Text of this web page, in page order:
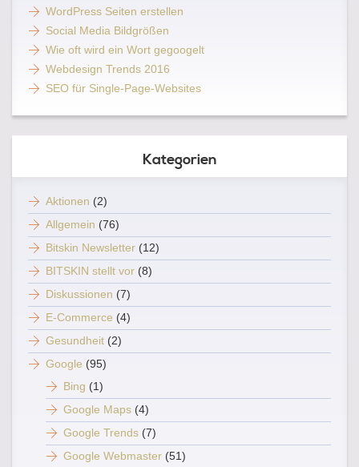
WordPress Seiten erstellen
Social Media Bildgrößen
Wie oft wird ein Wort gegoogelt
Webdesign Trends 2016
SEO für Single-Page-Websites
Kategorien
Aktionen (2)
Allgemein (76)
Bitskin Newsletter (12)
BITSKIN stellt vor (8)
Diskussionen (7)
E-Commerce (4)
Gesundheit (2)
Google (95)
Bing (1)
Google Maps (4)
Google Trends (7)
Google Webmaster (51)